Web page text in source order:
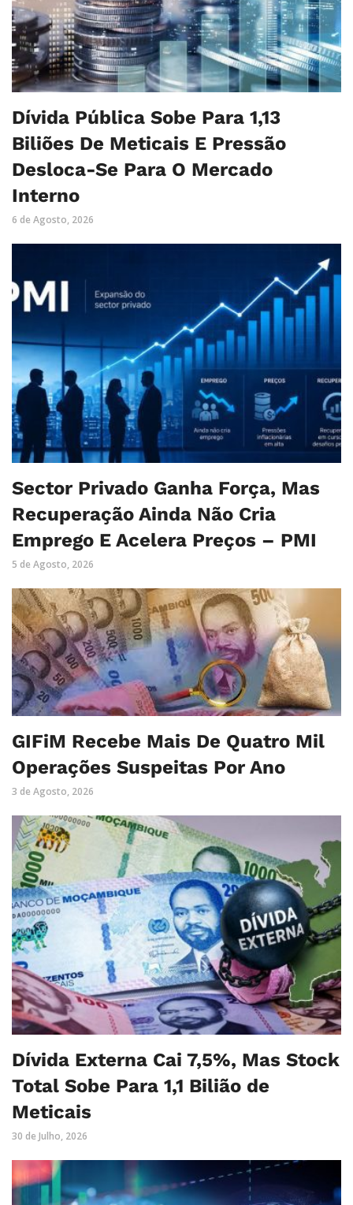
Dívida Pública Sobe Para 1,13
Biliões De Meticais E Pressão
Desloca-Se Para O Mercado
Interno
6 de Agosto, 2026
Sector Privado Ganha Força, Mas
Recuperação Ainda Não Cria
Emprego E Acelera Preços – PMI
5 de Agosto, 2026
GIFiM Recebe Mais De Quatro Mil
Operações Suspeitas Por Ano
3 de Agosto, 2026
Dívida Externa Cai 7,5%, Mas Stock
Total Sobe Para 1,1 Bilião de
Meticais
30 de Julho, 2026